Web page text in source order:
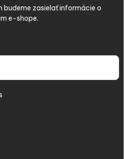
budeme zasielať informácie o
e-shope.